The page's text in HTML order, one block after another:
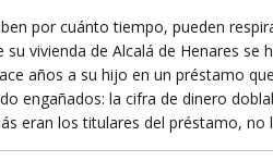
por cuánto tiempo, pueden
su vivienda de Alcalá de Henares
años a su hijo en un préstamo
engañados: la cifra de dinero
eran los titulares del préstamo, no